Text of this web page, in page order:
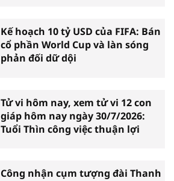
Kế hoạch 10 tỷ USD của FIFA: Bán
cổ phần World Cup và làn sóng
phản đối dữ dội
Tử vi hôm nay, xem tử vi 12 con
giáp hôm nay ngày 30/7/2026:
Tuổi Thìn công việc thuận lợi
Công nhận cụm tượng đài Thanh